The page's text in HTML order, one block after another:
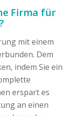
Firma für
mit einem
Dem
indem Sie ein
erspart es
an einen